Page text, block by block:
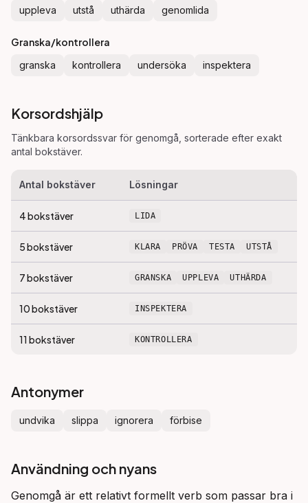
uppleva utstå uthärda genomlida
Granska/kontrollera
granska kontrollera undersöka inspektera
Korsordshjälp
Tänkbara korsordssvar för genomgå , sorterade efter exakt
antal bokstäver.
Antal bokstäver Lösningar
4bokstäver LIDA
5bokstäver KLARA PRÖVA TESTA UTSTÅ
7bokstäver GRANSKA UPPLEVA UTHÄRDA
10bokstäver INSPEKTERA
11 bokstäver KONTROLLERA
Antonymer
undvika slippa ignorera förbise
Användning och nyans
Genomgå är ett relativt formellt verb som passar bra i